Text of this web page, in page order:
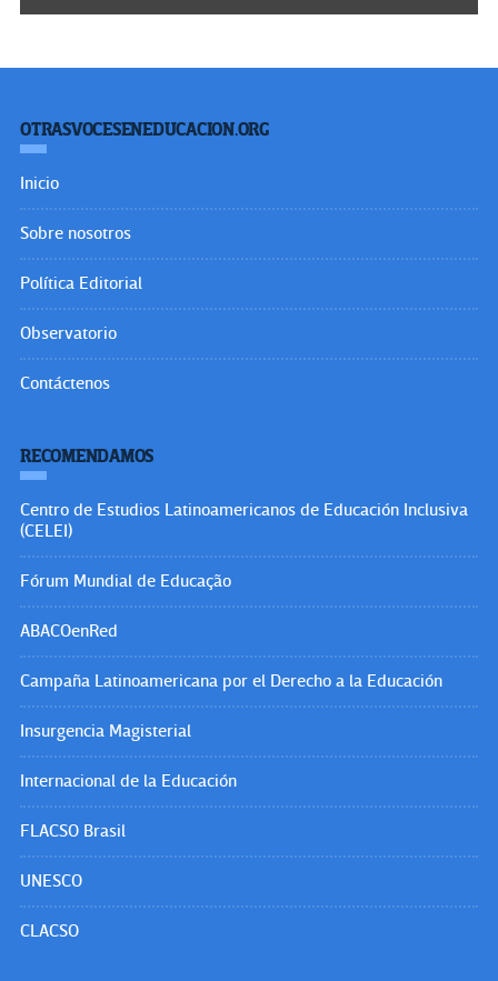
OTRASVOCESENEDUCACION.ORG
Inicio
Sobre nosotros
Política Editorial
Observatorio
Contáctenos
RECOMENDAMOS
Centro de Estudios Latinoamericanos de Educación Inclusiva
(CELEI)
Fórum Mundial de Educação
ABACOenRed
Campaña Latinoamericana por el Derecho a la Educación
Insurgencia Magisterial
Internacional de la Educación
FLACSO Brasil
UNESCO
CLACSO